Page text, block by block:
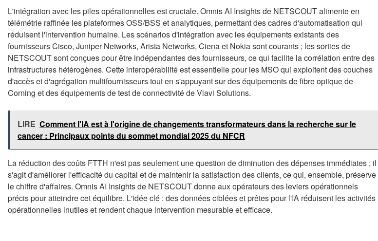
L'intégration avec les piles opérationnelles est cruciale. Omnis AI Insights de NETSCOUT alimente en
télémétrie raffinée les plateformes OSS/BSS et analytiques, permettant des cadres d'automatisation qui
réduisent l'intervention humaine. Les scénarios d'intégration avec les équipements existants des
fournisseurs Cisco, Juniper Networks, Arista Networks, Ciena et Nokia sont courants ; les sorties de
NETSCOUT sont conçues pour être indépendantes des fournisseurs, ce qui facilite la corrélation entre des
infrastructures hétérogènes. Cette interopérabilité est essentielle pour les MSO qui exploitent des couches
d'accès et d'agrégation multifournisseurs tout en s'appuyant sur des équipements de fibre optique de
Corning et des équipements de test de connectivité de Viavi Solutions.
LIRE Comment l'IA est à l'origine de changements transformateurs dans la recherche sur le
cancer : Principaux points du sommet mondial 2025 du NFCR
La réduction des coûts FTTH n'est pas seulement une question de diminution des dépenses immédiates ; il
s'agit d'améliorer l'efficacité du capital et de maintenir la satisfaction des clients, ce qui, ensemble, préserve
le chiffre d'affaires. Omnis AI Insights de NETSCOUT donne aux opérateurs des leviers opérationnels
précis pour atteindre cet équilibre. L'idée clé : des données ciblées et prêtes pour l'IA réduisent les activités
opérationnelles inutiles et rendent chaque intervention mesurable et efficace.